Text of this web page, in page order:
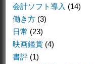
会計ソフト導入 (14)
働き方 (3)
日常 (23)
映画鑑賞 (4)
書評 (1)